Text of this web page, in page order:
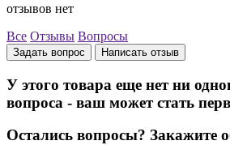
отзывов нет
Все Отзывы Вопросы
Задать вопрос Написать отзыв
У этого товара еще нет ни
вопроса - ваш может стать
Остались вопросы? Закажите